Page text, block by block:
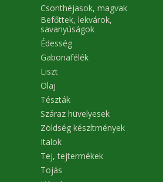
Csonthéjasok, magvak
Befőttek, lekvárok,
savanyúságok
Édesség
Gabonafélék
Liszt
Olaj
Tészták
Száraz hüvelyesek
Zöldség készítmények
Italok
Tej, tejtermékek
Tojás